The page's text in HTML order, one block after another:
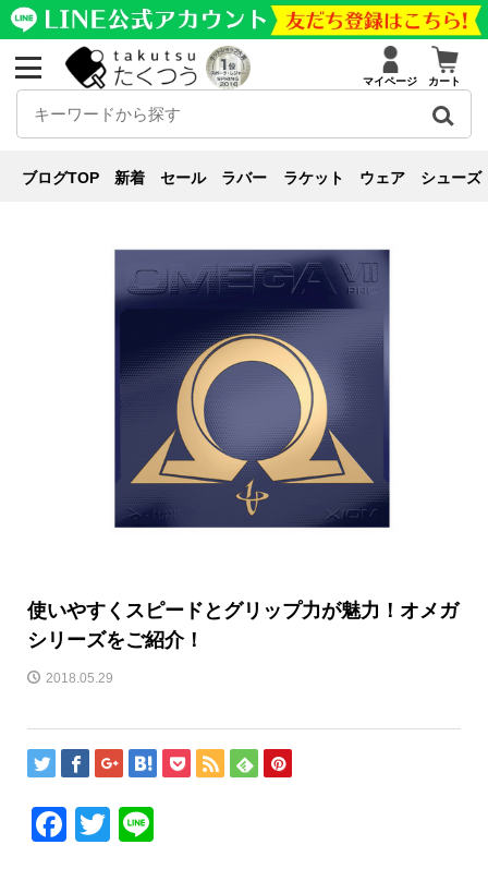
マイページ カート
ブログTOP 新着 セール ラバー ラケット ウェア シューズ
用具紹介
をご紹介！
使いやすくスピードとグリップ力が魅力！オメガ
シリーズをご紹介！
2018.05.29
Facebook
Twitter